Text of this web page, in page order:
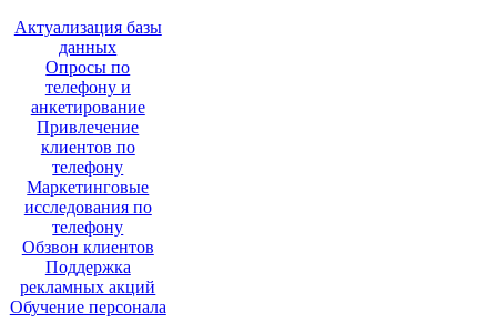
Актуализация базы
данных
Опросы по
телефону и
анкетирование
Привлечение
клиентов по
телефону
Маркетинговые
исследования по
телефону
Обзвон клиентов
Поддержка
рекламных акций
Обучение персонала